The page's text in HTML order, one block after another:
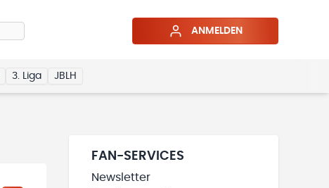
ANMELDEN
3. Liga JBLH
FAN-SERVICES
Newsletter